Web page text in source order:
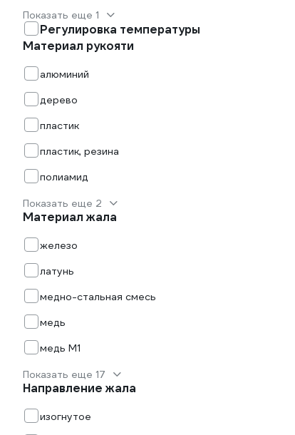
Показать еще 1
Регулировка температуры
Материал рукояти
алюминий
дерево
пластик
пластик, резина
полиамид
Показать еще 2
Материал жала
железо
латунь
медно-стальная смесь
медь
медь М1
Показать еще 17
Направление жала
изогнутое